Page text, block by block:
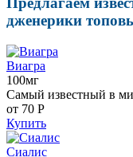
дженерики
Виагра
100мг
Самый известный в
от 70 Р
Купить
Сиалис